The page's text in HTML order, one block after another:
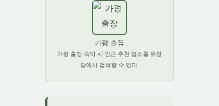
가평 출장
가평 출장·숙박 시 인근 추천 업소를 유정
당에서 검색할 수 있다.